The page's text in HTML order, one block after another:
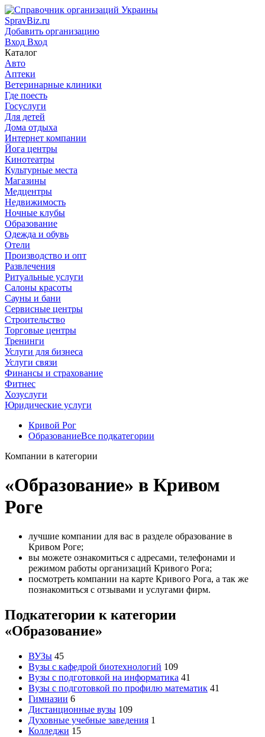
SpravBiz.ru
Добавить организацию
Вход Вход
Каталог
Авто
Аптеки
Ветеринарные клиники
Где поесть
Госуслуги
Для детей
Дома отдыха
Интернет компании
Йога центры
Кинотеатры
Культурные места
Магазины
Медцентры
Недвижимость
Ночные клубы
Образование
Одежда и обувь
Отели
Производство и опт
Развлечения
Ритуальные услуги
Салоны красоты
Сауны и бани
Сервисные центры
Строительство
Торговые центры
Тренинги
Услуги для бизнеса
Услуги связи
Финансы и страхование
Фитнес
Хозуслуги
Юридические услуги
Кривой Рог
ОбразованиеВсе подкатегории
Компании в категории
«Образование» в Кривом
Роге
лучшие компании для вас в разделе образование в
Кривом Роге;
вы можете ознакомиться с адресами, телефонами и
режимом работы организаций Кривого Рога;
посмотреть компании на карте Кривого Рога, а так же
познакомиться с отзывами и услугами фирм.
Подкатегории к категории
«Образование»
ВУЗы 45
Вузы с кафедрой биотехнологий 109
Вузы с подготовкой на информатика 41
Вузы с подготовкой по профилю математик 41
Гимназии 6
Дистанционные вузы 109
Духовные учебные заведения 1
Колледжи 15